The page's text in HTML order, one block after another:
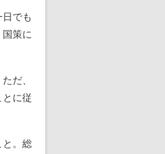
でも
策に
だ、
に従
と。総